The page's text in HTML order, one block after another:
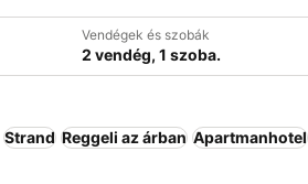
Vendégek és szobák
2 vendég, 1 szoba.
Strand Reggeli az árban Apartmanhotel